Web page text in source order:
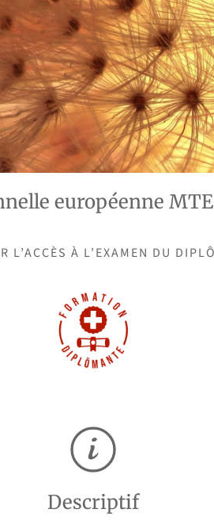
européenne
L’ACCÈS À L’EXAMEN DU
Descriptif